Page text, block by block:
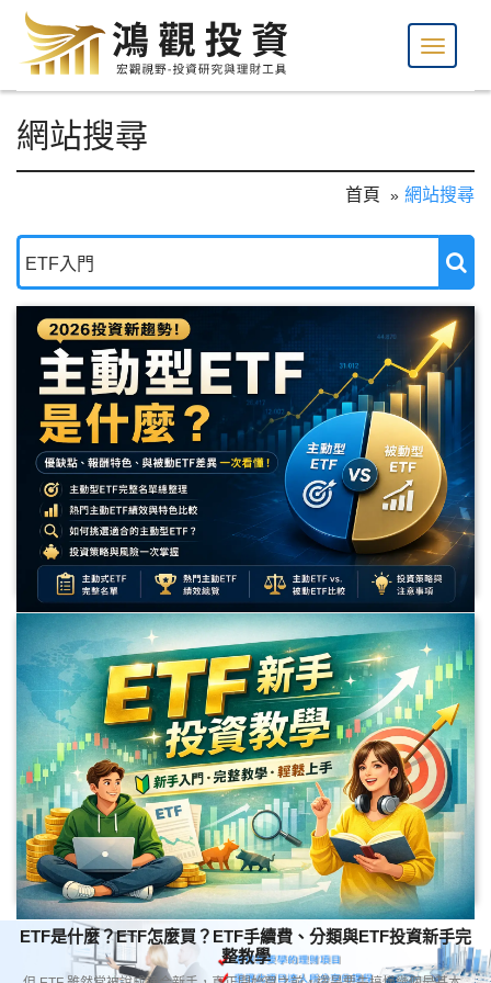
網站搜尋
首頁 網站搜尋
主動型ETF是什麼？台股主動式ETF完整名單、優缺點與被動
型ETF差異一次看懂
主動型ETF是什麼？本文整理台股主動式ETF完整名單，解析主動型ETF與被
動型ETF差異、優點、風險、挑選方式，並比較00981A、00982A、00992A
等熱門主動ETF。
ETF是什麼？ETF怎麼買？ETF手續費、分類與ETF投資新手完
整教學